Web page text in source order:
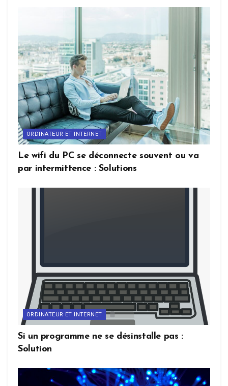
ORDINATEUR ET INTERNET
Le wifi du PC se déconnecte souvent ou va
par intermittence : Solutions
ORDINATEUR ET INTERNET
Si un programme ne se désinstalle pas :
Solution